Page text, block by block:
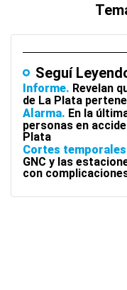
Seguí
Informe Revelan
de La Plata
Alarma En la
personas en
Plata
Cortes temporales
GNC y las
con